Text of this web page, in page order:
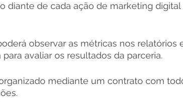
diante de cada ação de marketing
observar as métricas nos relatórios
avaliar os resultados da parceria.
mediante um contrato com